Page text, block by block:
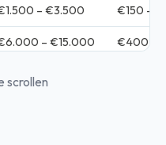
– €3.500 €150 –
– €15.000 €400 –
scrollen